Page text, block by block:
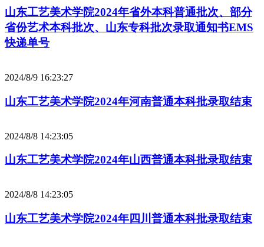
山东工艺美术学院2024年省外本科普通批次、部分
省份艺术本科批次、山东专科批次录取通知书EMS
快递单号
2024/8/9 16:23:27
山东工艺美术学院2024年河南普通本科批录取结束
2024/8/8 14:23:05
山东工艺美术学院2024年山西普通本科批录取结束
2024/8/8 14:23:05
山东工艺美术学院2024年四川普通本科批录取结束